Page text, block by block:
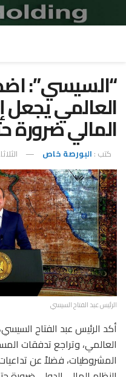
“السيسي”:
العالمي يجعل
المالي ضرورة
كتب : البورصة خاص الثلاثاء 12
الرئيس عبد الفتاح السيسي
أكد الرئيس عبد الفتاح
العالمي، وتراجع تدفقات
المشروطيات، فضلاً عن